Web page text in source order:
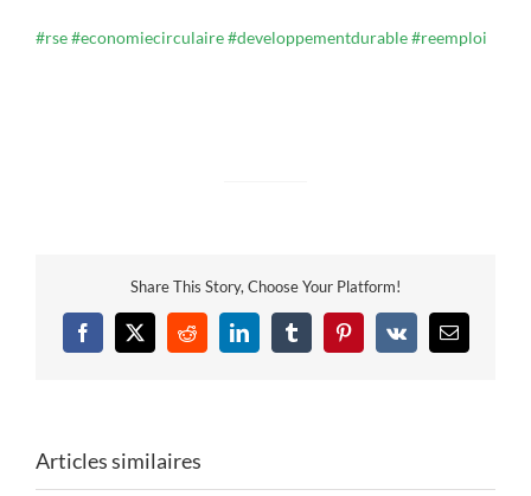
#rse#economiecirculaire#developpementdurable#reemploi
Share This Story, Choose Your Platform!
Facebook
X RedditLinkedInTumblrPinterest
Vk Email
Articles similaires